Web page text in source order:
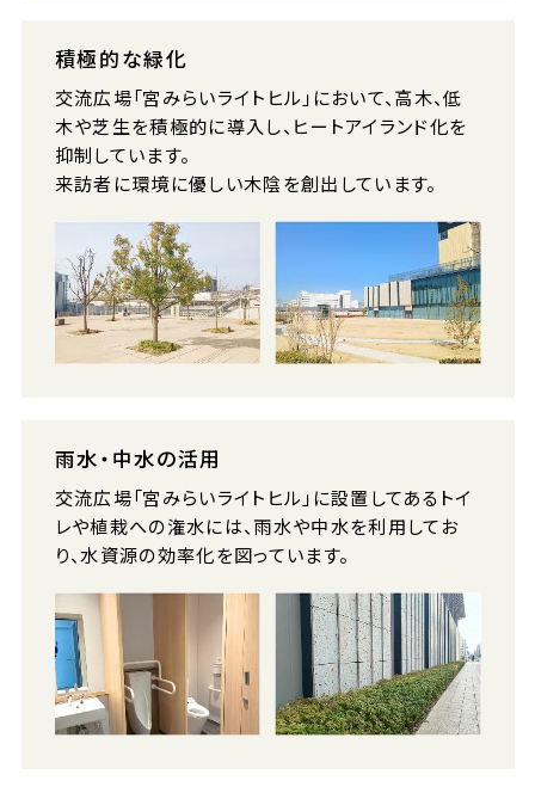
積極的な緑化
交流広場「宮みらいライトヒル」において、高木、低
木や芝生を積極的に導入し、ヒートアイランド化を
抑制しています。
来訪者に環境に優しい木陰を創出しています。
雨水・中水の活用
交流広場「宮みらいライトヒル」に設置してあるトイ
レや植栽への潅水には、雨水や中水を利用してお
り、水資源の効率化を図っています。